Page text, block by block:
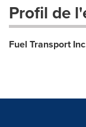
Profil de
Fuel Transport